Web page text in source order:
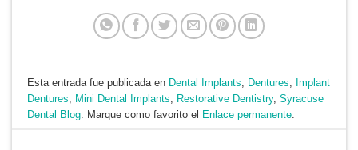
Esta entrada fue publicada en Dental Implants Dentures
Implant
Dentures
Mini Dental Implants Restorative Dentistry,Syracuse
Dental Blog . Marque como favorito el Enlace permanente